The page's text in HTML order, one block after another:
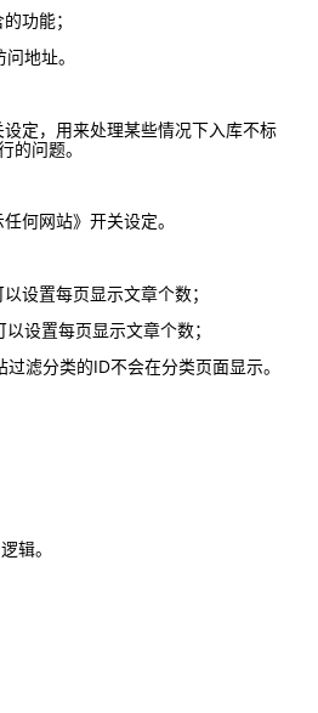
功能；
地址。
定，用来处理某些情况下入库不标
的问题。
何网站》开关设定。
设置每页显示文章个数；
设置每页显示文章个数；
滤分类的ID不会在分类页面显示。
辑。